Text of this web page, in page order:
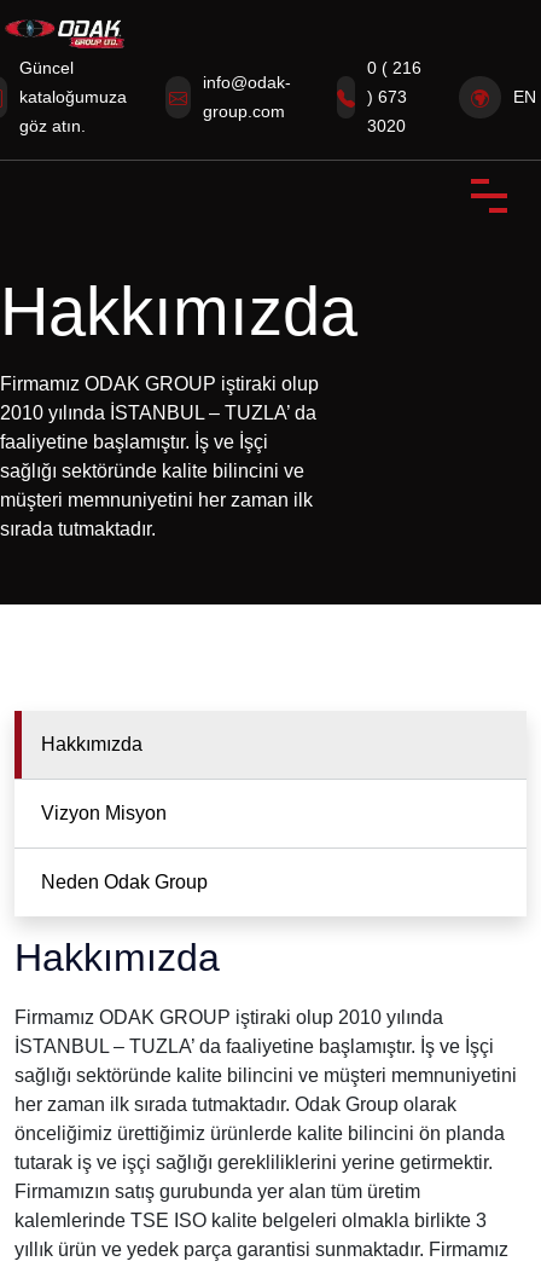
Güncel
kataloğumuza
göz atın.
info@odak-
group.com
0 ( 216
) 673
3020
EN
Anasayfa
Sertifikalarımız
İletişim
Hakkımızda
Firmamız ODAK GROUP iştiraki olup
2010 yılında İSTANBUL – TUZLA’ da
faaliyetine başlamıştır. İş ve İşçi
sağlığı sektöründe kalite bilincini ve
müşteri memnuniyetini her zaman ilk
sırada tutmaktadır.
Hakkımızda
Vizyon Misyon
Neden Odak Group
Hakkımızda
Firmamız ODAK GROUP iştiraki olup 2010 yılında
İSTANBUL – TUZLA’ da faaliyetine başlamıştır. İş ve İşçi
sağlığı sektöründe kalite bilincini ve müşteri memnuniyetini
her zaman ilk sırada tutmaktadır. Odak Group olarak
önceliğimiz ürettiğimiz ürünlerde kalite bilincini ön planda
tutarak iş ve işçi sağlığı gerekliliklerini yerine getirmektir.
Firmamızın satış gurubunda yer alan tüm üretim
kalemlerinde TSE ISO kalite belgeleri olmakla birlikte 3
yıllık ürün ve yedek parça garantisi sunmaktadır. Firmamız